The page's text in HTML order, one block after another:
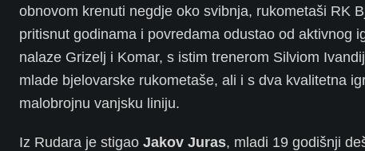
obnovom krenuti negdje oko svibnja, rukometaši RK
pritisnut godinama i povredama odustao od aktivnog
nalaze Grizelj i Komar, s istim trenerom Silviom
mlade bjelovarske rukometaše, ali i s dva kvalitetna
malobrojnu vanjsku liniju.
Iz Rudara je stigao Jakov Juras, mladi 19 godišnji